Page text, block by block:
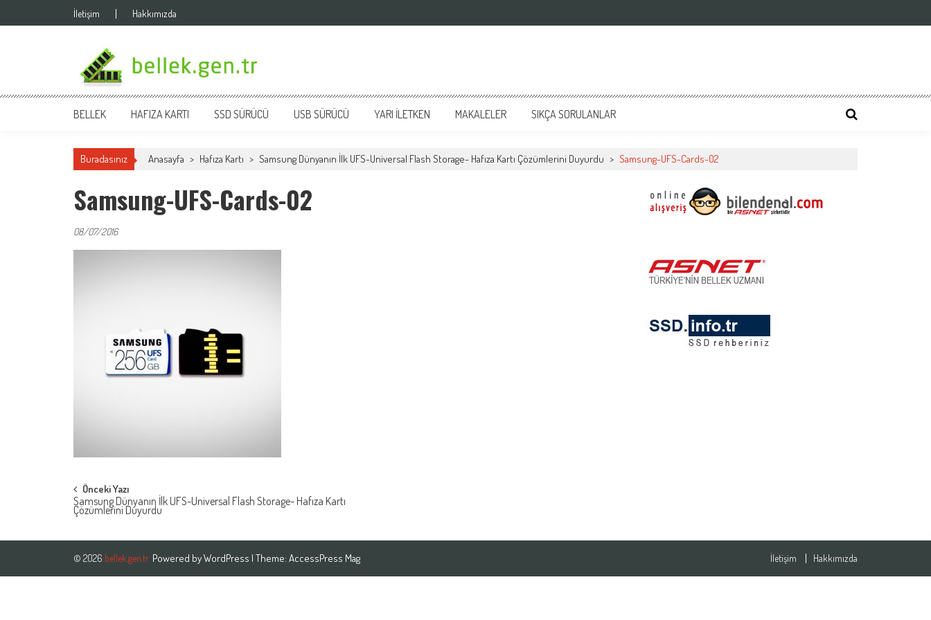
İletişim Hakkımızda
bellek.gen.tr
BELLEK HAFIZA KARTI SSD SÜRÜCÜ USB SÜRÜCÜ YARI İLETKEN MAKALELER SIKÇA SORULANLAR
Buradasınız Anasayfa > Hafıza Kartı > Samsung Dünyanın İlk UFS-Universal Flash Storage- Hafıza Kartı Çözümlerini Duyurdu > Samsung-UFS-Cards-02
Samsung-UFS-Cards-02
08/07/2016
Post
navigation
Önceki Yazı
Samsung Dünyanın İlk UFS-Universal Flash Storage- Hafıza Kartı
Çözümlerini Duyurdu
© 2026 bellek.gen.tr Powered byWordPress | Theme: AccessPress Mag İletişim Hakkımızda